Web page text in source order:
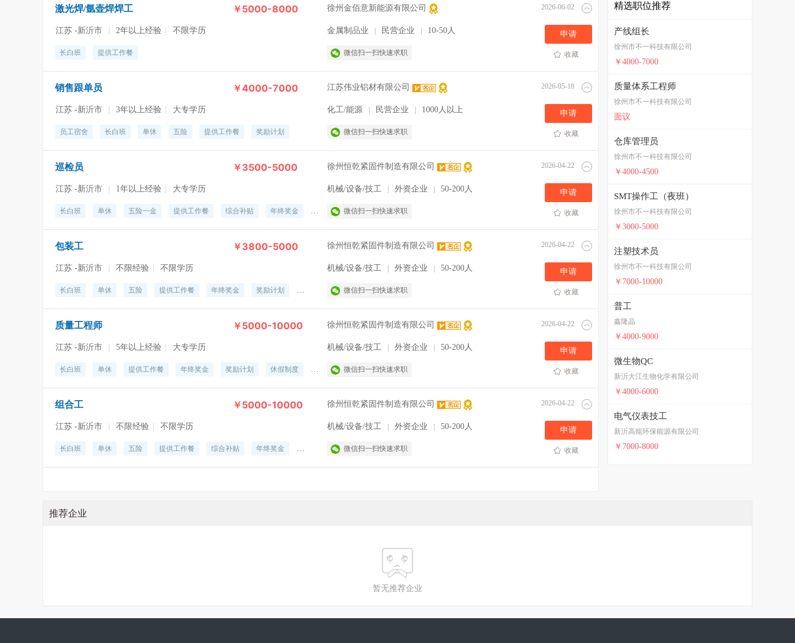
激光焊/氩壶焊焊工 ￥5000-8000 徐州金佰意新能源有限公司 2026-06-02
江苏 -新沂市 2年以上经验 不限学历
长白班 提供工作餐
金属制品业 民营企业 10-50人
微信扫一扫快速求职
申请
收藏
销售跟单员 ￥4000-7000 江苏伟业铝材有限公司 2026-05-18
江苏 -新沂市 3年以上经验 大专学历
员工宿舍 长白班 单休 五险 提供工作餐 奖励计划
化工/能源 民营企业 1000人以上
微信扫一扫快速求职
申请
收藏
巡检员 ￥3500-5000 徐州恒乾紧固件制造有限公司 2026-04-22
江苏 -新沂市 1年以上经验 大专学历
长白班 单休 五险一金 提供工作餐 综合补贴 年终奖金 奖励计划 休假制度 法定节假日
机械/设备/技工 外资企业 50-200人
微信扫一扫快速求职
申请
收藏
包装工 ￥3800-5000 徐州恒乾紧固件制造有限公司 2026-04-22
江苏 -新沂市 不限经验 不限学历
长白班 单休 五险 提供工作餐 年终奖金 奖励计划 休假制度 法定节假日
机械/设备/技工 外资企业 50-200人
微信扫一扫快速求职
申请
收藏
质量工程师 ￥5000-10000 徐州恒乾紧固件制造有限公司 2026-04-22
江苏 -新沂市 5年以上经验 大专学历
长白班 单休 提供工作餐 年终奖金 奖励计划 休假制度 法定节假日 五险一金
机械/设备/技工 外资企业 50-200人
微信扫一扫快速求职
申请
收藏
组合工 ￥5000-10000 徐州恒乾紧固件制造有限公司 2026-04-22
江苏 -新沂市 不限经验 不限学历
长白班 单休 五险 提供工作餐 综合补贴 年终奖金 奖励计划 休假制度 法定节假日
机械/设备/技工 外资企业 50-200人
微信扫一扫快速求职
申请
收藏
精选职位推荐
产线组长
徐州市不一科技有限公司
￥4000-7000
质量体系工程师
徐州市不一科技有限公司
面议
仓库管理员
徐州市不一科技有限公司
￥4000-4500
SMT操作工（夜班）
徐州市不一科技有限公司
￥3000-5000
注塑技术员
徐州市不一科技有限公司
￥7000-10000
普工
鑫隆晶
￥4000-9000
微生物QC
新沂大江生物化学有限公司
￥4000-6000
电气仪表技工
新沂高能环保能源有限公司
￥7000-8000
推荐企业
暂无推荐企业